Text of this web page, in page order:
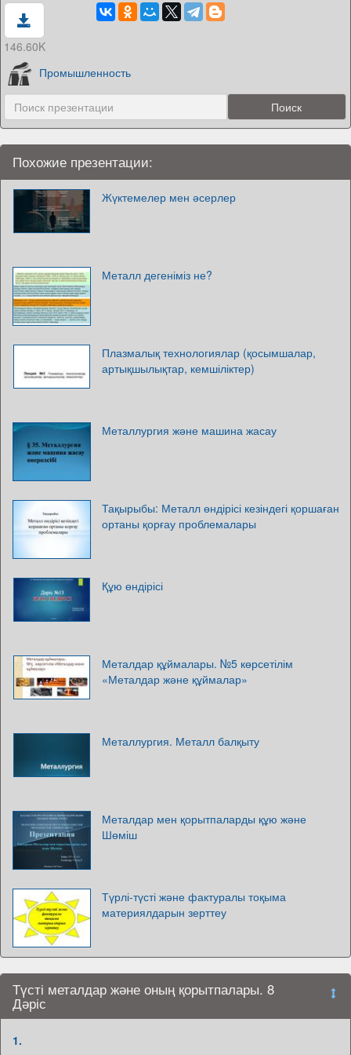
146.60K
Промышленность
Похожие презентации:
Жүктемелер мен әсерлер
Металл дегеніміз не?
Плазмалық технологиялар (қосымшалар,
артықшылықтар, кемшіліктер)
Металлургия және машина жасау
Тақырыбы: Металл өндірісі кезіндегі қоршаған
ортаны қорғау проблемалары
Құю өндірісі
Металдар құймалары. №5 көрсетілім
«Металдар және құймалар»
Металлургия. Металл балқыту
Металдар мен қорытпаларды құю және
Шөміш
Түрлі-түсті және фактуралы тоқыма
материялдарын зерттеу
Түсті металдар және оның қорытпалары. 8
Дәріс
1.